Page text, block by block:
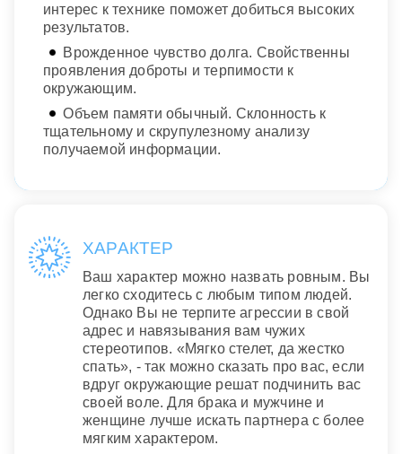
интерес к технике поможет добиться высоких
результатов.
Врожденное чувство долга. Свойственны
проявления доброты и терпимости к
окружающим.
Объем памяти обычный. Склонность к
тщательному и скрупулезному анализу
получаемой информации.
ХАРАКТЕР
Ваш характер можно назвать ровным. Вы
легко сходитесь с любым типом людей.
Однако Вы не терпите агрессии в свой
адрес и навязывания вам чужих
стереотипов. «Мягко стелет, да жестко
спать», - так можно сказать про вас, если
вдруг окружающие решат подчинить вас
своей воле. Для брака и мужчине и
женщине лучше искать партнера с более
мягким характером.